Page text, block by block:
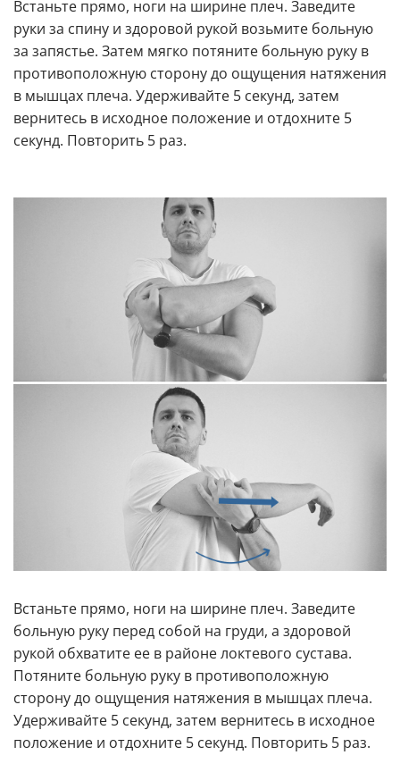
Встаньте прямо, ноги на ширине плеч. Заведите
руки за спину и здоровой рукой возьмите больную
за запястье. Затем мягко потяните больную руку в
противоположную сторону до ощущения натяжения
в мышцах плеча. Удерживайте 5 секунд, затем
вернитесь в исходное положение и отдохните 5
секунд. Повторить 5 раз.
Встаньте прямо, ноги на ширине плеч. Заведите
больную руку перед собой на груди, а здоровой
рукой обхватите ее в районе локтевого сустава.
Потяните больную руку в противоположную
сторону до ощущения натяжения в мышцах плеча.
Удерживайте 5 секунд, затем вернитесь в исходное
положение и отдохните 5 секунд. Повторить 5 раз.